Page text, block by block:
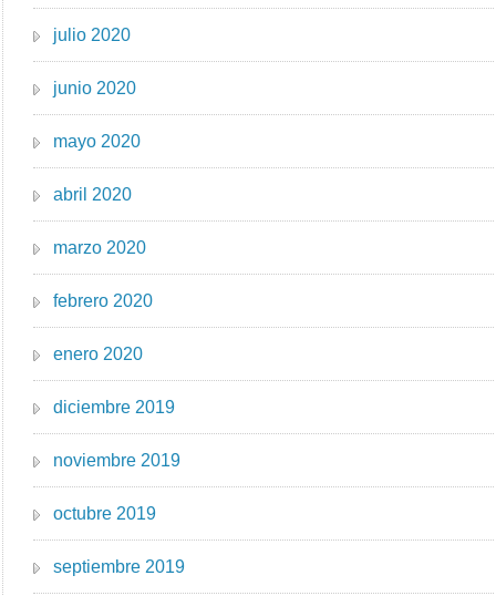
julio 2020
junio 2020
mayo 2020
abril 2020
marzo 2020
febrero 2020
enero 2020
diciembre 2019
noviembre 2019
octubre 2019
septiembre 2019